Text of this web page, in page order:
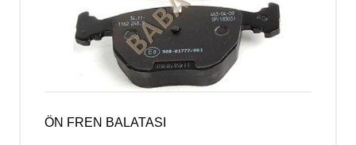
ÖN FREN BALATASI